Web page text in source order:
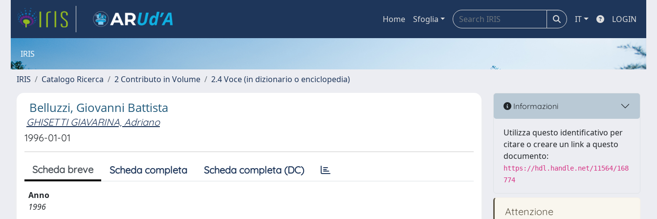
Home Sfoglia IT LOGIN
IRIS
IRIS Catalogo Ricerca 2 Contributo in Volume 2.4 Voce (in dizionario o enciclopedia)
Belluzzi, Giovanni Battista
GHISETTI GIAVARINA, Adriano
1996-01-01
Scheda breve Scheda completa Scheda completa (DC)
Anno
1996
Informazioni
Utilizza questo identificativo per
citare o creare un link a questo
documento:
https://hdl.handle.net/11564/168
774
Attenzione